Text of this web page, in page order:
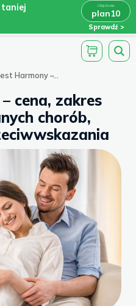
plan10
Sprawdź
plan10 x
Harmony –...
cena, zakres
chorób,